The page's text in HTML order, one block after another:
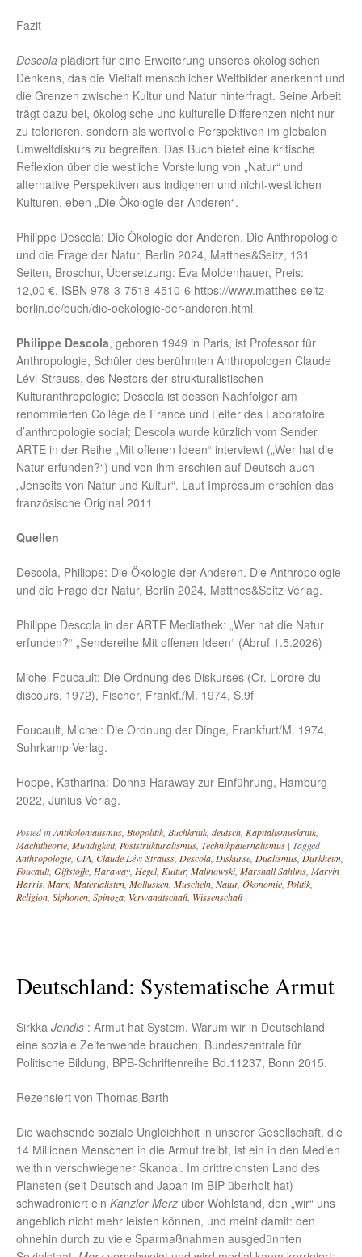
Fazit
Descola plädiert für eine Erweiterung unseres ökologischen
Denkens, das die Vielfalt menschlicher Weltbilder anerkennt und
die Grenzen zwischen Kultur und Natur hinterfragt. Seine Arbeit
trägt dazu bei, ökologische und kulturelle Differenzen nicht nur
zu tolerieren, sondern als wertvolle Perspektiven im globalen
Umweltdiskurs zu begreifen. Das Buch bietet eine kritische
Reflexion über die westliche Vorstellung von „Natur“ und
alternative Perspektiven aus indigenen und nicht-westlichen
Kulturen, eben „Die Ökologie der Anderen“.
Philippe Descola: Die Ökologie der Anderen. Die Anthropologie
und die Frage der Natur, Berlin 2024, Matthes&Seitz, 131
Seiten, Broschur, Übersetzung: Eva Moldenhauer, Preis:
12,00 €, ISBN 978-3-7518-4510-6 https://www.matthes-seitz-
berlin.de/buch/die-oekologie-der-anderen.html
Philippe Descola, geboren 1949 in Paris, ist Professor für
Anthropologie, Schüler des berühmten Anthropologen Claude
Lévi-Strauss, des Nestors der strukturalistischen
Kulturanthropologie; Descola ist dessen Nachfolger am
renommierten Collège de France und Leiter des Laboratoire
d’anthropologie social; Descola wurde kürzlich vom Sender
ARTE in der Reihe „Mit offenen Ideen“ interviewt („Wer hat die
Natur erfunden?“) und von ihm erschien auf Deutsch auch
„Jenseits von Natur und Kultur“. Laut Impressum erschien das
französische Original 2011.
Quellen
Descola, Philippe: Die Ökologie der Anderen. Die Anthropologie
und die Frage der Natur, Berlin 2024, Matthes&Seitz Verlag.
Philippe Descola in der ARTE Mediathek: „Wer hat die Natur
erfunden?“ „Sendereihe Mit offenen Ideen“ (Abruf 1.5.2026)
Michel Foucault: Die Ordnung des Diskurses (Or. L’ordre du
discours, 1972), Fischer, Frankf./M. 1974, S.9f
Foucault, Michel: Die Ordnung der Dinge, Frankfurt/M. 1974,
Suhrkamp Verlag.
Hoppe, Katharina: Donna Haraway zur Einführung, Hamburg
2022, Junius Verlag.
Posted inAntikolonialismus, Biopolitik, Buchkritik, deutsch, Kapitalismuskritik,
Machttheorie, Mündigkeit, Poststrukturalismus, Technikpaternalismus | Tagged
Anthropologie, CIA, Claude Lévi-Strauss, Descola, Diskurse, Dualismus, Durkheim,
Foucault, Giftstoffe, Haraway, Hegel, Kultur, Malinowski, Marshall Sahlins, Marvin
Harris, Marx, Materialisten, Mollusken, Muscheln, Natur, Ökonomie, Politik,
Religion, Siphonen, Spinoza, Verwandtschaft, Wissenschaft |
Deutschland: Systematische Armut
Sirkka Jendis : Armut hat System. Warum wir in Deutschland
eine soziale Zeitenwende brauchen, Bundeszentrale für
Politische Bildung, BPB-Schriftenreihe Bd.11237, Bonn 2015.
Rezensiert von Thomas Barth
Die wachsende soziale Ungleichheit in unserer Gesellschaft, die
14 Millionen Menschen in die Armut treibt, ist ein in den Medien
weithin verschwiegener Skandal. Im drittreichsten Land des
Planeten (seit Deutschland Japan im BIP überholt hat)
schwadroniert ein Kanzler Merz über Wohlstand, den „wir“ uns
angeblich nicht mehr leisten können, und meint damit: den
ohnehin durch zu viele Sparmaßnahmen ausgedünnten